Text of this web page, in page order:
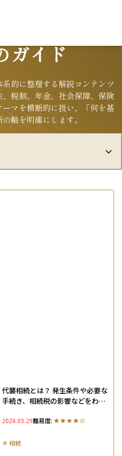
ガイド
的に整理する解説コンテンツ
税制、年金、社会保障、保険
マを横断的に扱い、「何を基
軸を明確にします。
代襲相続とは？ 発生条件や必要な
手続き、相続税の影響などをわか
2026.05.29難易度:
＃ 相続